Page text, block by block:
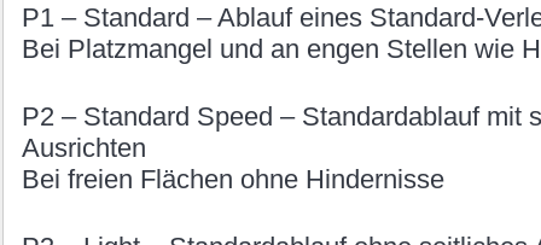
P1 – Standard – Ablauf eines Standard-
Bei Platzmangel und an engen Stellen wie
P2 – Standard Speed – Standardablauf mit
Ausrichten
Bei freien Flächen ohne Hindernisse